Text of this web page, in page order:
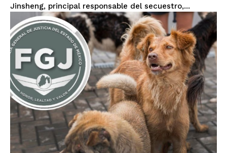
Jinsheng, principal responsable del secuestro,...